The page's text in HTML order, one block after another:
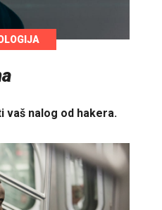
vaš nalog od hakera.